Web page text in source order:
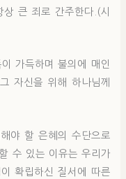
큰 죄로 간주한다.(시
가득하며 불의에 매인
자신을 위해 하나님께
야 할 은혜의 수단으로
수 있는 이유는 우리가
확립하신 질서에 따른